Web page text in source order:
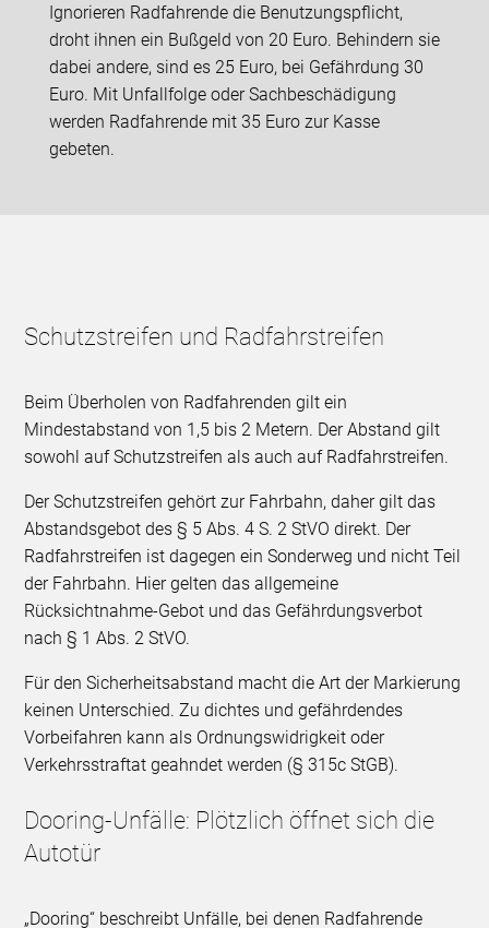
Ignorieren Radfahrende die Benutzungspflicht,
droht ihnen ein Bußgeld von 20 Euro. Behindern sie
dabei andere, sind es 25 Euro, bei Gefährdung 30
Euro. Mit Unfallfolge oder Sachbeschädigung
werden Radfahrende mit 35 Euro zur Kasse
gebeten.
Schutzstreifen und Radfahrstreifen
Beim Überholen von Radfahrenden gilt ein
Mindestabstand von 1,5 bis 2 Metern. Der Abstand gilt
sowohl auf Schutzstreifen als auch auf Radfahrstreifen.
Der Schutzstreifen gehört zur Fahrbahn, daher gilt das
Abstandsgebot des § 5 Abs. 4 S. 2 StVO direkt. Der
Radfahrstreifen ist dagegen ein Sonderweg und nicht Teil
der Fahrbahn. Hier gelten das allgemeine
Rücksichtnahme-Gebot und das Gefährdungsverbot
nach § 1 Abs. 2 StVO.
Für den Sicherheitsabstand macht die Art der Markierung
keinen Unterschied. Zu dichtes und gefährdendes
Vorbeifahren kann als Ordnungswidrigkeit oder
Verkehrsstraftat geahndet werden (§ 315c StGB).
Dooring-Unfälle: Plötzlich öffnet sich die
Autotür
„Dooring“ beschreibt Unfälle, bei denen Radfahrende